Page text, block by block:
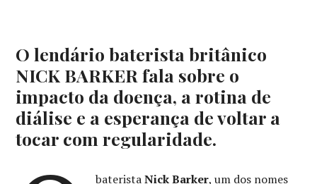
O lendário baterista britânico
NICK BARKER fala sobre o
impacto da doença, a rotina de
diálise e a esperança de voltar a
tocar com regularidade.
bateristaNick Barker, um dos nomes